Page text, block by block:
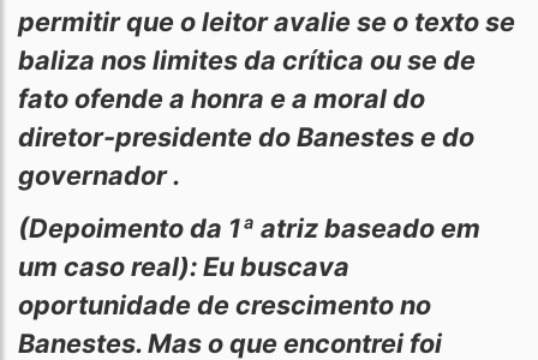
permitir que o leitor avalie se o texto se
baliza nos limites da crítica ou se de
fato ofende a honra e a moral do
diretor-presidente do Banestes e do
governador .
(Depoimento da 1ª atriz baseado em
um caso real): Eu buscava
oportunidade de crescimento no
Banestes. Mas o que encontrei foi